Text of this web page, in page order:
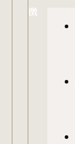
徴